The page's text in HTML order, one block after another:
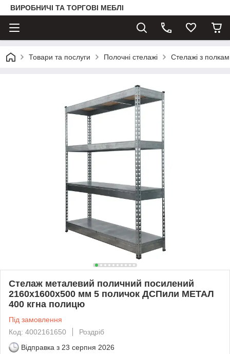
ВИРОБНИЧІ ТА ТОРГОВІ МЕБЛІ
Товари та послуги Полочні стелажі Стелажі з
Стелаж металевий поличний посилений
2160х1600х500 мм 5 поличок ДСПили МЕТАЛ
400 кгна полицю
Під замовлення
Код: 4002161650
Роздріб
Відправка з 23 серпня 2026